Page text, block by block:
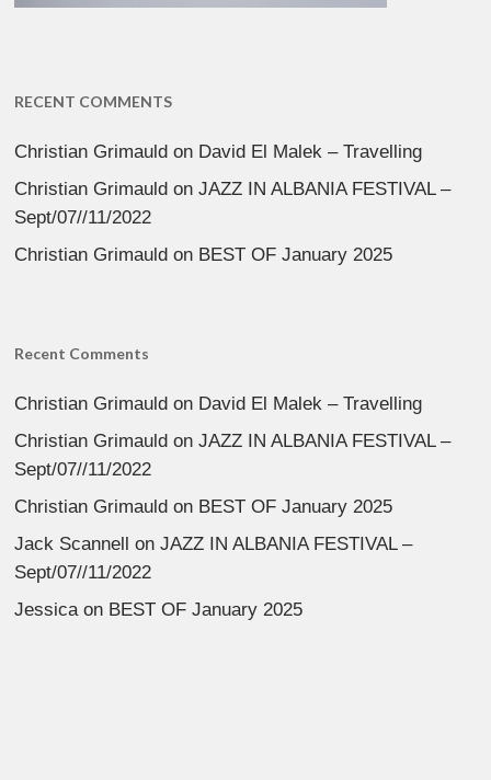
RECENT COMMENTS
Christian Grimauld on David El Malek – Travelling
Christian Grimauld onJAZZ IN ALBANIA FESTIVAL –
Sept/07//11/2022
Christian Grimauld on BEST OF January 2025
Recent Comments
Christian Grimauld on David El Malek – Travelling
Christian Grimauld onJAZZ IN ALBANIA FESTIVAL –
Sept/07//11/2022
Christian Grimauld on BEST OF January 2025
Jack Scannell
onJAZZ IN ALBANIA FESTIVAL –
Sept/07//11/2022
Jessicaon BEST OF January 2025